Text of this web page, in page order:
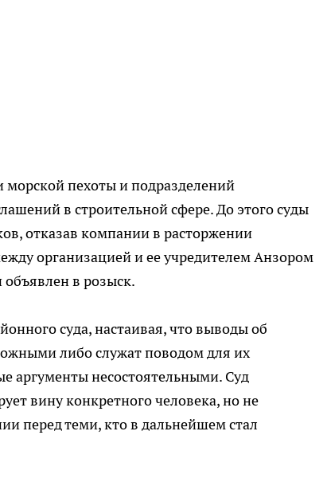
пехоты и подразделений
в строительной сфере. До этого суды
отказав компании в расторжении
организацией и ее учредителем Анзором
в розыск.
суда, настаивая, что выводы об
либо служат поводом для их
аргументы несостоятельными. Суд
вину конкретного человека, но не
перед теми, кто в дальнейшем стал